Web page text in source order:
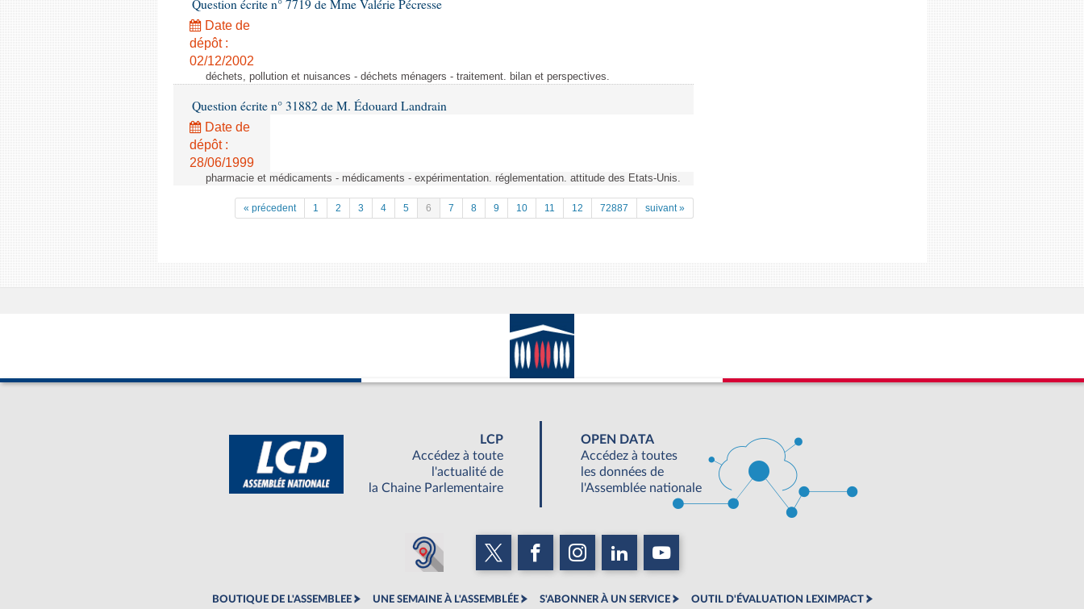
Question écrite n° 7719 de Mme Valérie Pécresse
Date de
dépôt :
02/12/2002
déchets, pollution et nuisances - déchets ménagers - traitement. bilan et perspectives.
Question écrite n° 31882 de M. Édouard Landrain
Date de
dépôt :
28/06/1999
pharmacie et médicaments - médicaments - expérimentation. réglementation. attitude des Etats-Unis.
« précedent 1 2 3 4 5 6 7 8 9 10 11 12 72887 suivant »
LCP
Accédez à toute
l'actualité de
la Chaine Parlementaire
OPEN DATA
Accédez à toutes
les données de
l'Assemblée nationale
BOUTIQUE DE L'ASSEMBLEE UNE SEMAINE À L'ASSEMBLÉE S'ABONNER À UN SERVICE OUTIL D'ÉVALUATION LEXIMPACT